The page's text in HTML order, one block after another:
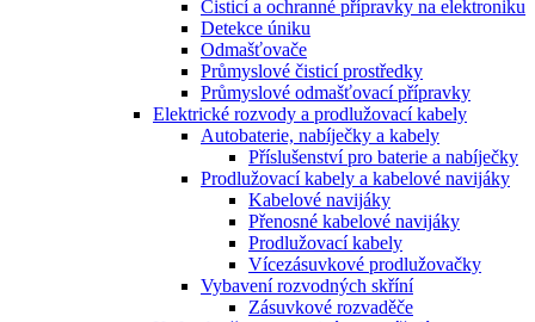
Čisticí a ochranné přípravky na elektroniku
Detekce úniku
Odmašťovače
Průmyslové čisticí prostředky
Průmyslové odmašťovací přípravky
Elektrické rozvody a prodlužovací kabely
Autobaterie, nabíječky a kabely
Příslušenství pro baterie a nabíječky
Prodlužovací kabely a kabelové navijáky
Kabelové navijáky
Přenosné kabelové navijáky
Prodlužovací kabely
Vícezásuvkové prodlužovačky
Vybavení rozvodných skříní
Zásuvkové rozvaděče